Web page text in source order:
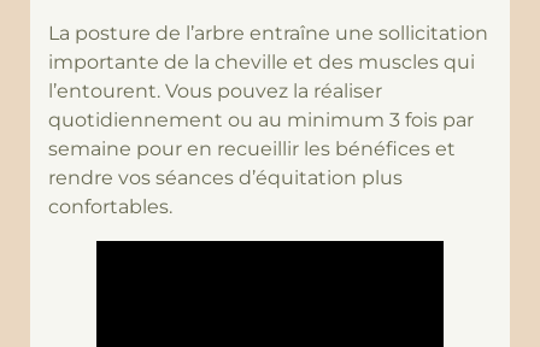
La posture de l’arbre entraîne une sollicitation
importante de la cheville et des muscles qui
l’entourent. Vous pouvez la réaliser
quotidiennement ou au minimum 3 fois par
semaine pour en recueillir les bénéfices et
rendre vos séances d’équitation plus
confortables.